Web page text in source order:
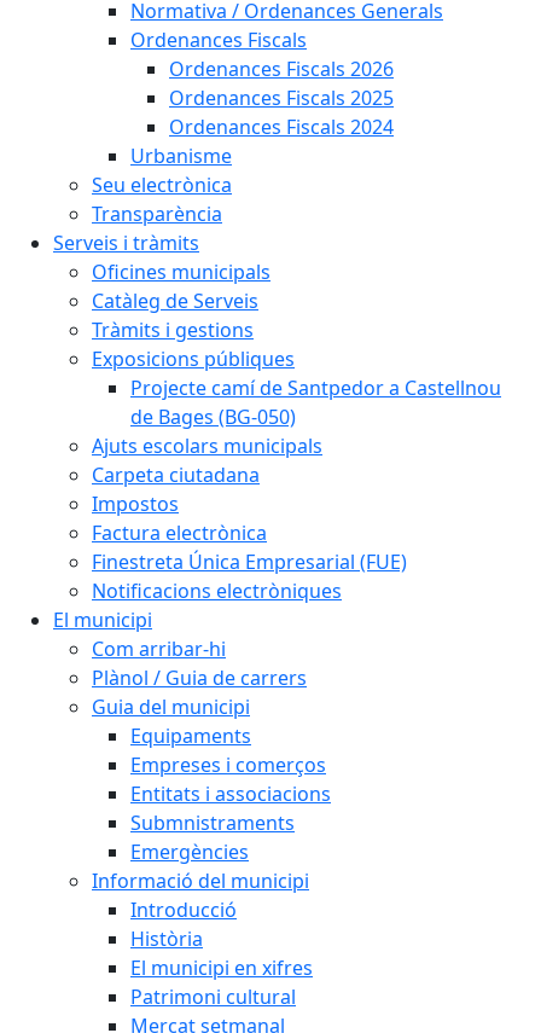
Normativa / Ordenances Generals
Ordenances Fiscals
Ordenances Fiscals 2026
Ordenances Fiscals 2025
Ordenances Fiscals 2024
Urbanisme
Seu electrònica
Transparència
Serveis i tràmits
Oficines municipals
Catàleg de Serveis
Tràmits i gestions
Exposicions públiques
Projecte camí de Santpedor a Castellnou
de Bages (BG-050)
Ajuts escolars municipals
Carpeta ciutadana
Impostos
Factura electrònica
Finestreta Única Empresarial (FUE)
Notificacions electròniques
El municipi
Com arribar-hi
Plànol / Guia de carrers
Guia del municipi
Equipaments
Empreses i comerços
Entitats i associacions
Submnistraments
Emergències
Informació del municipi
Introducció
Història
El municipi en xifres
Patrimoni cultural
Mercat setmanal